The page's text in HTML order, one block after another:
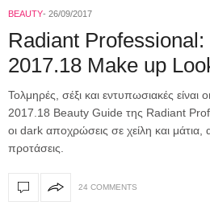
BEAUTY 26/09/2017
Radiant
2017.18 Make up
Τολμηρές, σέξι και εντυπωσιακές
2017.18 Βeauty Guide της Radiant
οι dark αποχρώσεις σε χείλη και μάτια,
προτάσεις.
24 COMMENTS